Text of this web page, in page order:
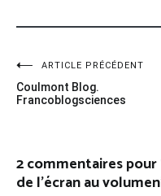
Navigation
de
ARTICLE PRÉCÉDENT
Coulmont Blog.
Francoblogsciences
2 commentaires pour
de l’écran au volumen